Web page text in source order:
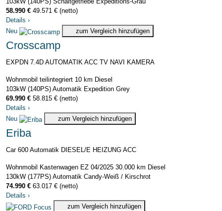
58.990 € 49.571 € (netto)
Details ›
Neu
zum Vergleich hinzufügen
Crosscamp
EXPDN 7.4D AUTOMATIK ACC TV NAVI KAMERA
Wohnmobil teilintegriert 10 km Diesel
103kW (140PS) Automatik Expedition Grey
69.990 € 58.815 € (netto)
Details ›
Neu
zum Vergleich hinzufügen
Eriba
Car 600 Automatik DIESEL/E HEIZUNG ACC
Wohnmobil Kastenwagen EZ 04/2025 30.000 km Diesel
130kW (177PS) Automatik Candy-Weiß / Kirschrot
74.990 € 63.017 € (netto)
Details ›
zum Vergleich hinzufügen